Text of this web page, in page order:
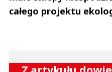
całego projektu